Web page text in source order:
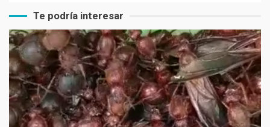
Te podría interesar